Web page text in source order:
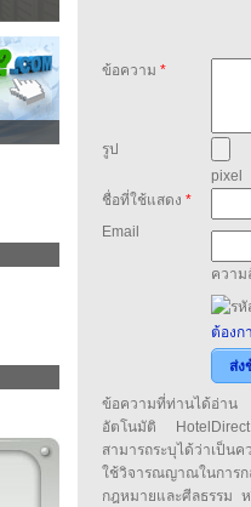
ข้อความ *
รูป
pixel
ชื่อที่ใช้แสดง *
Email
ความ
ต้องก
ส่ง
ข้อความที่ท่านได้อ่าน
อัตโนมัติ
สามารถระบุได้ว่าเป็น
ใช้วิจารณญาณในกา
กฎหมายและศีลธรรม